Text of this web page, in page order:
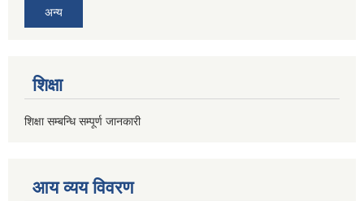
अन्य
शिक्षा
शिक्षा सम्बन्धि सम्पूर्ण जानकारी
आय व्यय विवरण